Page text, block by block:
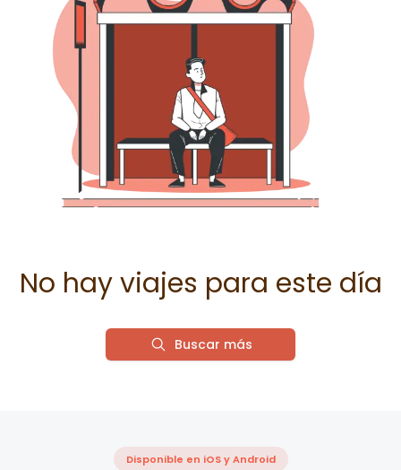
No hay viajes para este día
Buscar más
Disponible en iOS y Android